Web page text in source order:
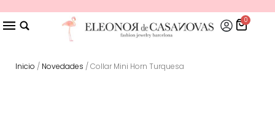
0
Inicio / Novedades / Collar Mini Horn Turquesa